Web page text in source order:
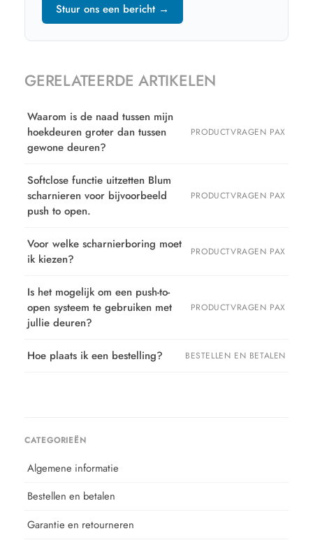
CATEGORIEËN
Algemene informatie
Bestellen en betalen
Garantie en retourneren
Stuur ons een bericht →
GERELATEERDE ARTIKELEN
Waarom is de naad tussen mijn
hoekdeuren groter dan tussen
gewone deuren?
PRODUCTVRAGEN PAX
Softclose functie uitzetten Blum
scharnieren voor bijvoorbeeld
push to open.
PRODUCTVRAGEN PAX
Voor welke scharnierboring moet
ik kiezen?
PRODUCTVRAGEN PAX
Is het mogelijk om een push-to-
open systeem te gebruiken met
jullie deuren?
PRODUCTVRAGEN PAX
Hoe plaats ik een bestelling? BESTELLEN EN BETALEN